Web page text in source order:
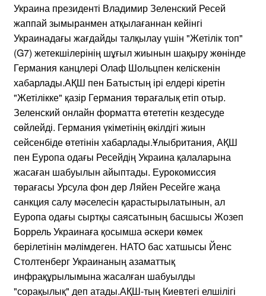
Украина президенті Владимир Зеленский Ресей
жаппай зымыранмен атқылағаннан кейінгі
Украинадағы жағдайды талқылау үшін "Жетілік топ"
(G7) жетекшілерінің шұғыл жиынын шақыру жөнінде
Германия канцлері Олаф Шольцпен келіскенін
хабарлады.АҚШ пен Батыстың ірі елдері кіретін
"Жетілікке" қазір Германия төрағалық етіп отыр.
Зеленский онлайн форматта өтететін кездесуде
сөйлейді. Германия үкіметінің өкілдігі жиын
сейсенбіде өтетінін хабарлады.Ұлыбритания, АҚШ
пен Еуропа одағы Ресейдің Украина қалаларына
жасаған шабуылын айыптады. Еурокомиссия
төрағасы Урсула фон дер Ляйен Ресейге жаңа
санкция салу мәселесін қарастырылатынын, ал
Еуропа одағы сыртқы саясатының басшысы Жозеп
Боррель Украинаға қосымша әскери көмек
берілетінін мәлімдеген. НАТО бас хатшысы Йенс
Столтенберг Украинаның азаматтық
инфрақұрылымына жасалған шабуылды
"сорақылық" деп атады.АҚШ-тың Киевтегі елшілігі